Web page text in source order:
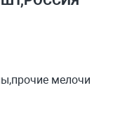
мелочи